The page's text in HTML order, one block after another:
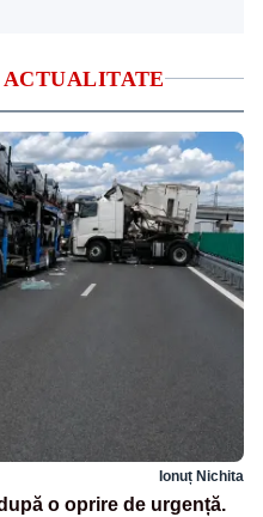
ACTUALITATE
Ionuț Nichita
o oprire de urgență.